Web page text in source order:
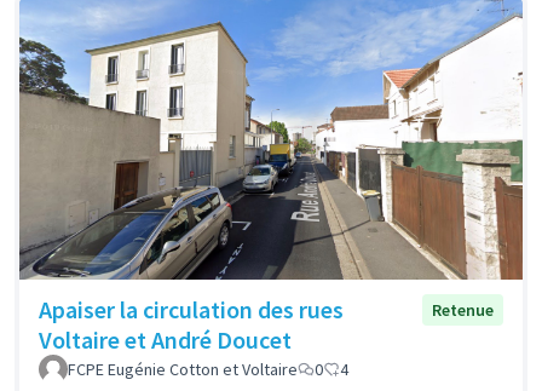
Apaiser la circulation des rues
Voltaire et André Doucet
Retenue
FCPE Eugénie Cotton et Voltaire 0 4